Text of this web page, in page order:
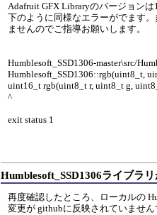
Adafruit GFX Libraryのバージョン
下のように同様なエラーがでます
ませんのでご指導お願いします。
Humblesoft_SSD1306-master\src/
Humblesoft_SSD1306::rgb(uint8_t,
uint16_t rgb(uint8_t r, uint8_t g,
^
exit status 1
Humblesoft_SSD1306ライブラ
再度確認したところ、ローカルの
変更が githubに反映されていません